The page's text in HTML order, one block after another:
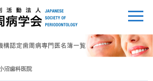
沼歯科医院